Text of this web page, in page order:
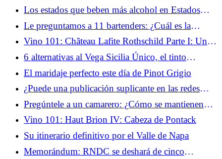
Los estados que beben más alcohol en Estados
Unidos (MAP) (2025)
Le preguntamos a 11 bartenders: ¿Cuál es la
ciudad estadounidense más emocionante para
beber en este momento?
Vino 101: Château Lafite Rothschild Parte I: Un
montículo en el pantano
6 alternativas al Vega Sicilia Único, el tinto
reputado de la Ribera del Duero
El maridaje perfecto este día de Pinot Grigio
¿Puede una publicación suplicante en las redes
sociales salvar un bar en apuros?
Pregúntele a un camarero: ¿Cómo se mantienen
burbujeantes los cócteles carbonatados?
Vino 101: Haut Brion IV: Cabeza de Pontack
Su itinerario definitivo por el Valle de Napa
Memorándum: RNDC se deshará de cinco